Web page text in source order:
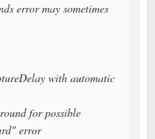
error may sometimes
with automatic
for possible
error